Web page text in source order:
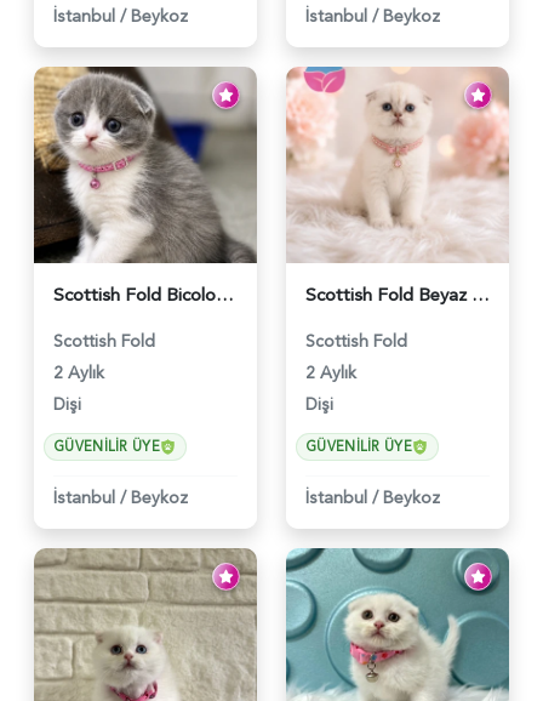
İstanbul / Beykoz İstanbul / Beykoz
Scottish Fold Bicolor Lilac Dişi - 6014
Scottish Fold
2 Aylık
Dişi
GÜVENILIR ÜYE
İstanbul / Beykoz
Scottish Fold Beyaz Güzellik 2 Aylık - 4690
Scottish Fold
2 Aylık
Dişi
GÜVENILIR ÜYE
İstanbul / Beykoz